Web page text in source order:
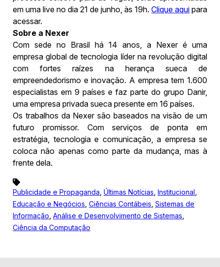
em uma live no dia 21 de junho, às 19h. Clique aqui para
acessar.
Sobre a Nexer
Com sede no Brasil há 14 anos, a Nexer é uma
empresa global de tecnologia líder na revolução digital
com fortes raízes na herança sueca de
empreendedorismo e inovação. A empresa tem 1.600
especialistas em 9 países e faz parte do grupo Danir,
uma empresa privada sueca presente em 16 países.
Os trabalhos da Nexer são baseados na visão de um
futuro promissor. Com serviços de ponta em
estratégia, tecnologia e comunicação, a empresa se
coloca não apenas como parte da mudança, mas à
frente dela.
Publicidade e Propaganda Últimas Notícias Institucional
Educação e Negócios Ciências Contábeis Sistemas de
Informação Análise e Desenvolvimento de Sistemas
Ciência da Computação